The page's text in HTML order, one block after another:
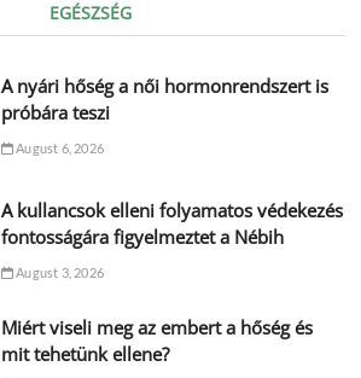
EGÉSZSÉG
A nyári hőség a női hormonrendszert is
próbára teszi
August 6, 2026
A kullancsok elleni folyamatos védekezés
fontosságára figyelmeztet a Nébih
August 3, 2026
Miért viseli meg az embert a hőség és
mit tehetünk ellene?